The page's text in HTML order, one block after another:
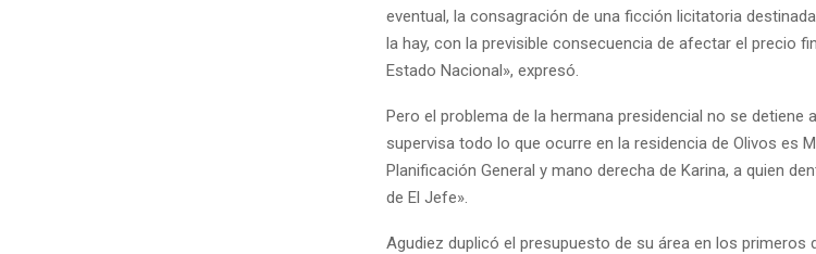
eventual, la consagración de una ficción licitatoria
la hay, con la previsible consecuencia de afectar el precio
Estado Nacional», expresó.
Pero el problema de la hermana presidencial no se detiene
supervisa todo lo que ocurre en la residencia de Olivos es
Planificación General y mano derecha de Karina, a quien
de El Jefe».
Agudiez duplicó el presupuesto de su área en los primeros